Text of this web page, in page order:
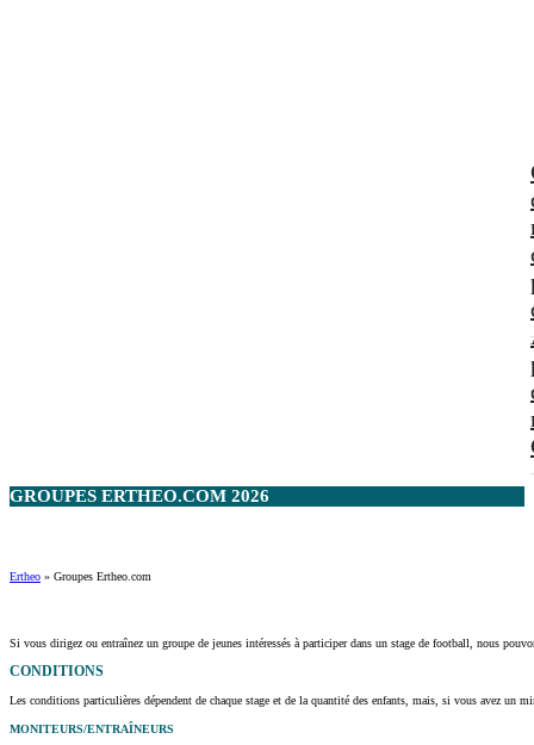
GROUPES ERTHEO.COM 2026
Ertheo » Groupes Ertheo.com
Si vous dirigez ou entraînez un groupe de jeunes intéressés à participer dans un stage de football, nous
CONDITIONS
Les conditions particulières dépendent de chaque stage et de la quantité des enfants, mais, si vous avez
MONITEURS/ENTRAÎNEURS